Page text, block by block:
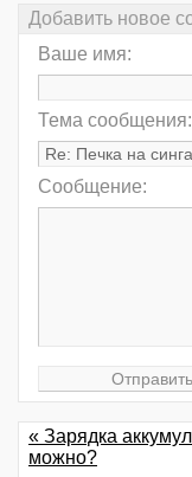
Добавить новое
Ваше имя:
Тема сообщения:
Сообщение:
« Зарядка
можно?